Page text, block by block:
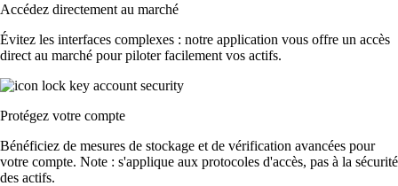
Accédez directement au marché
Évitez les interfaces complexes : notre application vous offre un accès
direct au marché pour piloter facilement vos actifs.
Protégez votre compte
Bénéficiez de mesures de stockage et de vérification avancées pour
votre compte. Note : s'applique aux protocoles d'accès, pas à la sécurité
des actifs.